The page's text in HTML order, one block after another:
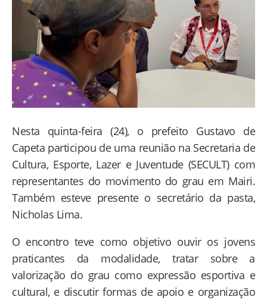
Nesta quinta-feira (24), o prefeito Gustavo de
Capeta participou de uma reunião na Secretaria de
Cultura, Esporte, Lazer e Juventude (SECULT) com
representantes do movimento do grau em Mairi.
Também esteve presente o secretário da pasta,
Nicholas Lima.
O encontro teve como objetivo ouvir os jovens
praticantes da modalidade, tratar sobre a
valorização do grau como expressão esportiva e
cultural, e discutir formas de apoio e organização